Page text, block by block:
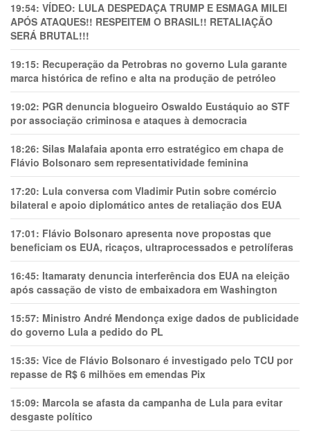
19:54: VÍDEO: LULA DESPEDAÇA TRUMP E ESMAGA MILEI
APÓS ATAQUES!! RESPEITEM O BRASIL!! RETALIAÇÃO
SERÁ BRUTAL!!!
19:15: Recuperação da Petrobras no governo Lula garante
marca histórica de refino e alta na produção de petróleo
19:02: PGR denuncia blogueiro Oswaldo Eustáquio ao STF
por associação criminosa e ataques à democracia
18:26: Silas Malafaia aponta erro estratégico em chapa de
Flávio Bolsonaro sem representatividade feminina
17:20: Lula conversa com Vladimir Putin sobre comércio
bilateral e apoio diplomático antes de retaliação dos EUA
17:01: Flávio Bolsonaro apresenta nove propostas que
beneficiam os EUA, ricaços, ultraprocessados e petrolíferas
16:45: Itamaraty denuncia interferência dos EUA na eleição
após cassação de visto de embaixadora em Washington
15:57: Ministro André Mendonça exige dados de publicidade
do governo Lula a pedido do PL
15:35: Vice de Flávio Bolsonaro é investigado pelo TCU por
repasse de R$ 6 milhões em emendas Pix
15:09: Marcola se afasta da campanha de Lula para evitar
desgaste político